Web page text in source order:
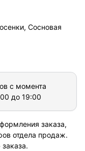
Сосновая
с момента
до 19:00
заказа,
отдела продаж.